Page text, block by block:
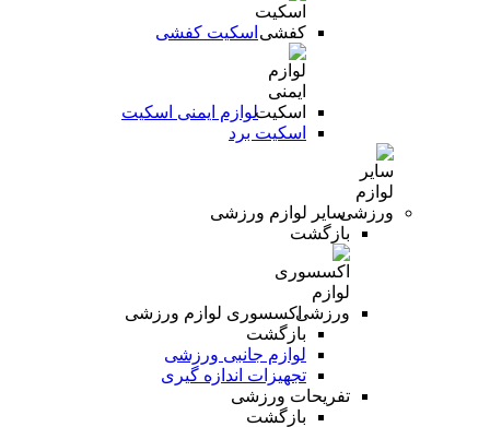
اسکیت کفشی
لوازم ایمنی اسکیت
اسکیت برد
سایر لوازم ورزشی
بازگشت
اکسسوری لوازم ورزشی
بازگشت
لوازم جانبی ورزشی
تجهیزات اندازه گیری
تفریحات ورزشی
بازگشت